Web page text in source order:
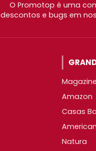
O Promotop é uma
descontos e bugs em
Amazon
Casas
Natura